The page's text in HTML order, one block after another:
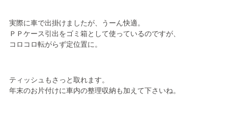
実際に車で出掛けましたが、うーん快適。
ＰＰケース引出をゴミ箱として使っているのですが、
コロコロ転がらず定位置に。
ティッシュもさっと取れます。
年末のお片付けに車内の整理収納も加えて下さいね。